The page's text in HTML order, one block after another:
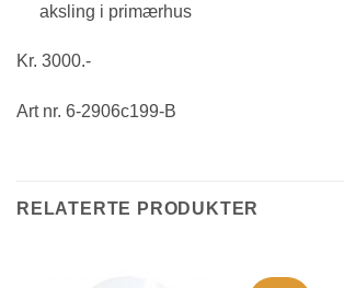
aksling i primærhus
Kr. 3000.-
Art nr. 6-2906c199-B
RELATERTE PRODUKTER